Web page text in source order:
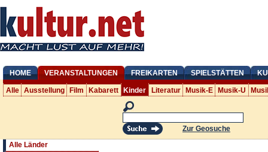
HOME VERANSTALTUNGEN FREIKARTEN SPIELSTÄTTEN
Alle Ausstellung Film Kabarett Kinder Literatur Musik-E Musik-U
Zur Geosuche
Alle Länder